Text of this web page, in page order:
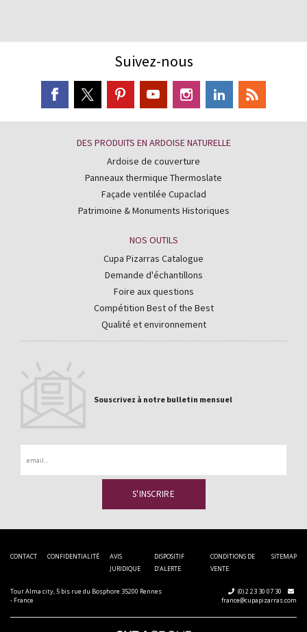
Suivez-nous
DES PRODUITS EN ARDOISE NATURELLE
Ardoise de couverture
Panneaux thermique Thermoslate
Façade ventilée Cupaclad
Patrimoine & Monuments Historiques
NOS OUTILS
Cupa Pizarras Catalogue
Demande d'échantillons
Foire aux questions
Compétition Best of the Best
Qualité et environnement
Souscrivez à notre bulletin mensuel
CONTACT CONFIDENTIALITÉ
AVIS
JURIDIQUE
DISPOSITIF
D’ALERTE
CONDITIONS DE
VENTE
SITEMAP
Tour Alma city, 5 bis rue du Bosphore 35200 Rennes
- France
(0) 2 23 30 07 30
france@cupapizarras.com